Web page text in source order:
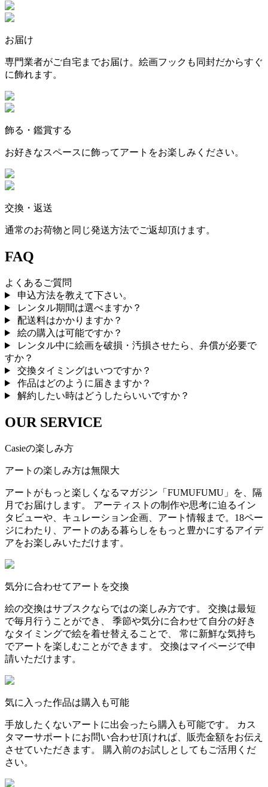
お届け
専門業者がご自宅までお届け。絵画フックも同封だからすぐ
に飾れます。
飾る・鑑賞する
お好きなスペースに飾ってアートをお楽しみください。
交換・返送
通常のお荷物と同じ発送方法でご返却頂けます。
FAQ
よくあるご質問
申込方法を教えて下さい。
レンタル期間は選べますか？
配送料はかかりますか？
絵の購入は可能ですか？
レンタル中に絵画を破損・汚損させたら、弁償が必要で
すか？
交換タイミングはいつですか？
作品はどのように届きますか？
解約したい時はどうしたらいいですか？
OUR SERVICE
Casieの楽しみ方
アートの楽しみ方は無限大
アートがもっと楽しくなるマガジン「FUMUFUMU」を、隔
月でお届けします。 アーティストの制作や思考に迫るイン
タビューや、キュレーション企画、アート情報まで。18ペー
ジにわたり、アートのある暮らしをもっと豊かにするアイデ
アをお楽しみいただけます。
気分に合わせてアートを交換
絵の交換はサブスクならではの楽しみ方です。 交換は最短
で毎月行うことができ、 季節や気分に合わせて自分の好き
なタイミングで絵を着せ替えることで、 常に新鮮な気持ち
でアートを楽しむことができます。 交換はマイページで申
請いただけます。
気に入った作品は購入も可能
手放したくないアートに出会ったら購入も可能です。 カス
タマーサポートにお問い合わせ頂ければ、販売金額をお伝え
させていただきます。 購入前のお試しとしてもご活用くだ
さい。